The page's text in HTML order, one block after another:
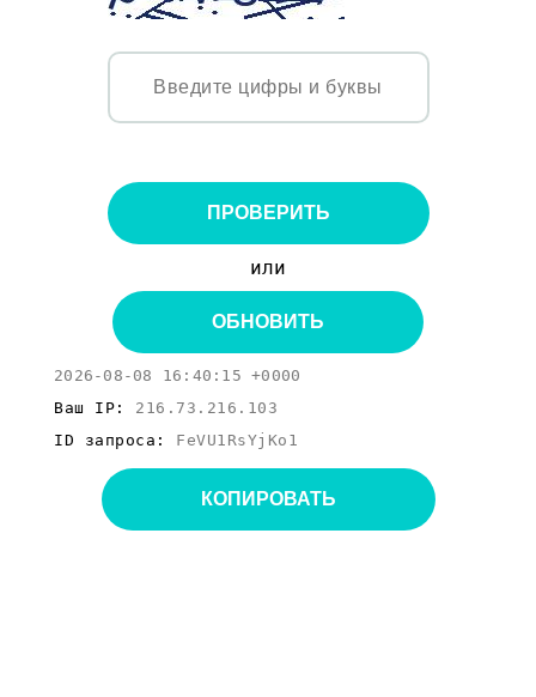
ПРОВЕРИТЬ
или
ОБНОВИТЬ
2026-08-08 16:40:15 +0000
Ваш IP: 216.73.216.103
ID запроса: FeVU1RsYjKo1
КОПИРОВАТЬ